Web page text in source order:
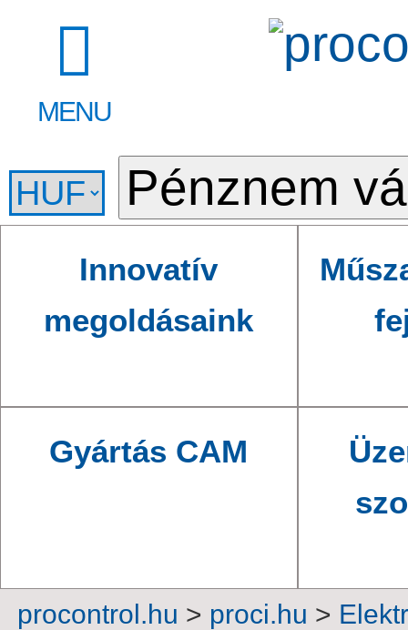
MENU
Innovatív
megoldásaink
Gyártás CAM
procontrol.hu > proci.hu >